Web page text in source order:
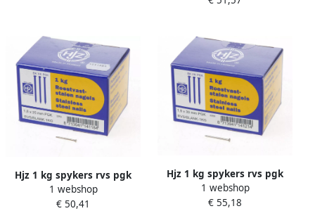
Hjz 1 kg spykers rvs pgk
25x1.6
1 webshop
€ 50,41
Hjz 1 kg spykers rvs pgk
30x1.8
1 webshop
€ 55,18